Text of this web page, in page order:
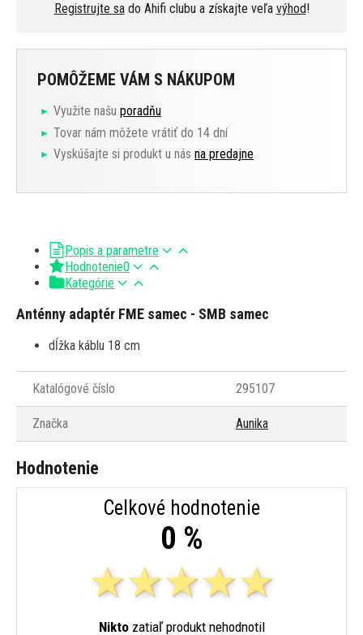
Registrujte sado Ahifi clubu a získajte veľa výhod!
POMÔŽEME VÁM S NÁKUPOM
Využite našu poradňu
Tovar nám môžete vrátiť do 14 dní
Vyskúšajte si produkt u nás na predajne
Popis a parametre
Hodnotenie0
Kategórie
Anténny adaptér FME samec - SMB samec
dĺžka káblu 18 cm
Katalógové číslo 295107
Značka Aunika
Hodnotenie
Celkové hodnotenie
0 %
Niktozatiaľ produkt nehodnotil